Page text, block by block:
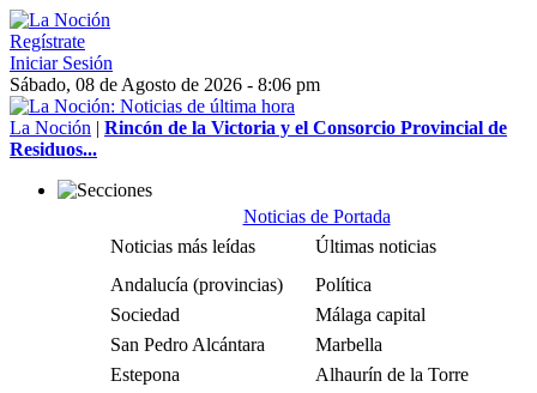
Regístrate
Iniciar Sesión
Sábado, 08 de Agosto de 2026 - 8:06 pm
La Noción | Rincón de la Victoria y el Consorcio Provincial de
Residuos...
Noticias de Portada
Noticias más leídas
Últimas noticias
Andalucía (provincias)
Política
Sociedad
Málaga capital
San Pedro Alcántara
Marbella
Estepona
Alhaurín de la Torre